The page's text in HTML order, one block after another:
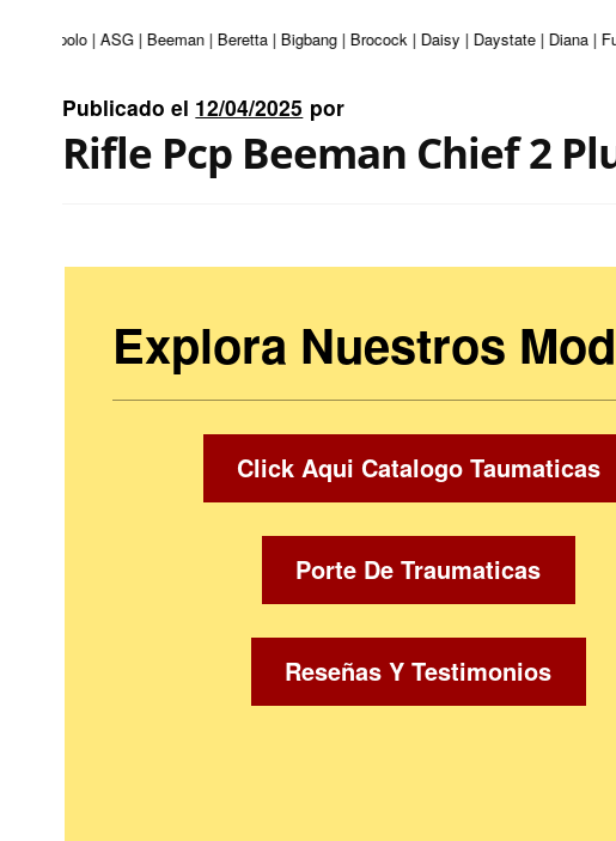
Apolo | ASG | Beeman | Beretta | Bigbang | Brocock | Daisy | Daystate | Diana |
Publicado el 12/04/2025 por
Rifle Pcp Beeman Chief 2
Explora Nuestros
Click Aqui Catalogo Taumaticas
Porte De Traumaticas
Reseñas Y Testimonios